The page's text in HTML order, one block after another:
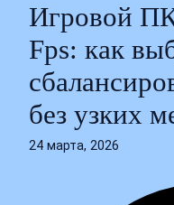
Игровой
Fps: как
без узких
24 марта, 2026